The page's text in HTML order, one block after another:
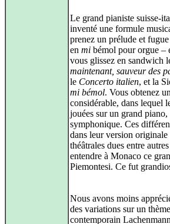
Le grand pianiste
inventé une formule
prenez un prélude et
en mi bémol pour orgue –
vous glissez en sandwich
maintenant, sauveur des
le Concerto italien, et la
mi bémol. Vous obtenez
considérable, dans lequel
jouées sur un grand
symphonique. Ces
dans leur version
théâtrales dues entre
entendre à Monaco ce
Piemontesi. Ce fut
Nous avons moins
des variations sur un
contemporain